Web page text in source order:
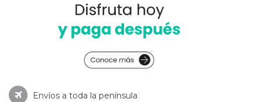
Envíos a toda la península